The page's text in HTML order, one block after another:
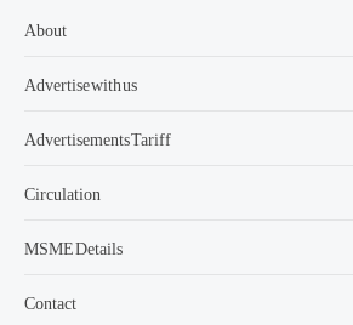
About
Advertise with us
Advertisements Tariff
Circulation
MSME Details
Contact